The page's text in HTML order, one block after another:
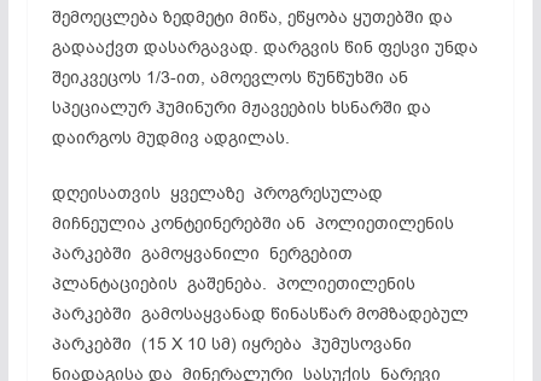
შემოეცლება ზედმეტი მიწა, ეწყობა ყუთებში და
გადააქვთ დასარგავად. დარგვის წინ ფესვი უნდა
შეიკვეცოს 1/3-ით, ამოევლოს წუნწუხში ან
სპეციალურ ჰუმინური მჟავეების ხსნარში და
დაირგოს მუდმივ ადგილას.
დღეისათვის ყველაზე პროგრესულად
მიჩნეულია კონტეინერებში ან პოლიეთილენის
პარკებში გამოყვანილი ნერგებით
პლანტაციების გაშენება. პოლიეთილენის
პარკებში გამოსაყვანად წინასწარ მომზადებულ
პარკებში (15 X 10 სმ) იყრება ჰუმუსოვანი
ნიადაგისა და მინერალური სასუქის ნარევი